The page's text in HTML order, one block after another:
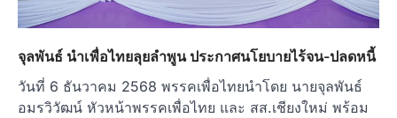
จุลพันธ์ นำเพื่อไทยลุยลำพูน ประกาศนโยบายไร้จน-ปลดหนี้
วันที่ 6 ธันวาคม 2568 พรรคเพื่อไทยนำโดย นายจุลพันธ์
อมรวิวัฒน์ หัวหน้าพรรคเพื่อไทย และ สส.เชียงใหม่ พร้อม